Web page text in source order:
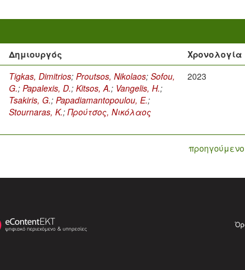
Δημιουργός Χρονολογία
Tigkas, Dimitrios;Proutsos, Nikolaos;Sofou,
G.;Papalexis, D.;Kitsos, A.; Vangelis, H.;
Tsakiris, G.;Papadiamantopoulou, E.;
Stournaras, K.;Προύτσος, Νικόλαος
2023
προηγούμενο